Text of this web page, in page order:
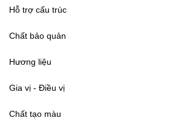
Hỗ trợ cấu trúc
Chất bảo quản
Hương liệu
Gia vị - Điều vị
Chất tạo màu